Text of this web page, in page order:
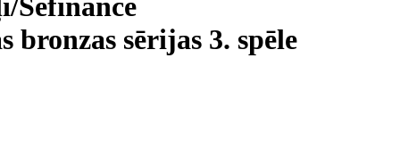
Sefinance
sērijas 3. spēle